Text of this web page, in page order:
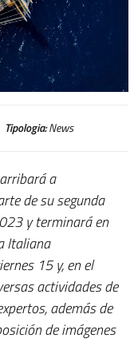
Tipologia:News
a
de su segunda
y terminará en
Italiana
15 y, en el
actividades de
además de
de imágenes